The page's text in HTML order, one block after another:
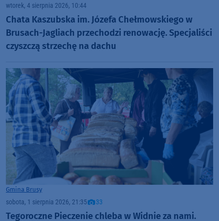
wtorek, 4 sierpnia 2026, 10:44
Chata Kaszubska im. Józefa Chełmowskiego w
Brusach-Jagliach przechodzi renowację. Specjaliści
czyszczą strzechę na dachu
Gmina Brusy
sobota, 1 sierpnia 2026, 21:35 33
Tegoroczne Pieczenie chleba w Widnie za nami.